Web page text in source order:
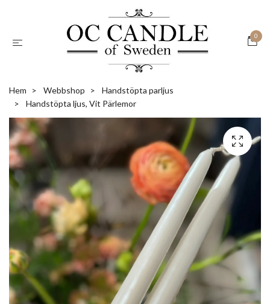
0
Hem Webbshop
Handstöpta parljus
Handstöpta ljus, Vit Pärlemor